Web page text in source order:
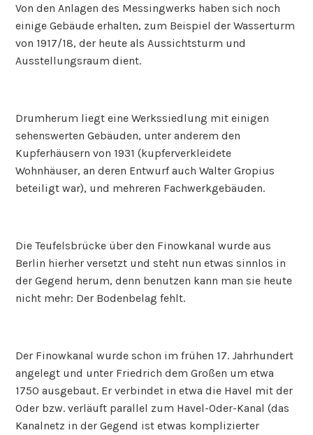
Von den Anlagen des Messingwerks haben sich noch
einige Gebäude erhalten, zum Beispiel der Wasserturm
von 1917/18, der heute als Aussichtsturm und
Ausstellungsraum dient.
Drumherum liegt eine Werkssiedlung mit einigen
sehenswerten Gebäuden, unter anderem den
Kupferhäusern von 1931 (kupferverkleidete
Wohnhäuser, an deren Entwurf auch Walter Gropius
beteiligt war), und mehreren Fachwerkgebäuden.
Die Teufelsbrücke über den Finowkanal wurde aus
Berlin hierher versetzt und steht nun etwas sinnlos in
der Gegend herum, denn benutzen kann man sie heute
nicht mehr: Der Bodenbelag fehlt.
Der Finowkanal wurde schon im frühen 17. Jahrhundert
angelegt und unter Friedrich dem Großen um etwa
1750 ausgebaut. Er verbindet in etwa die Havel mit der
Oder bzw. verläuft parallel zum Havel-Oder-Kanal (das
Kanalnetz in der Gegend ist etwas komplizierter